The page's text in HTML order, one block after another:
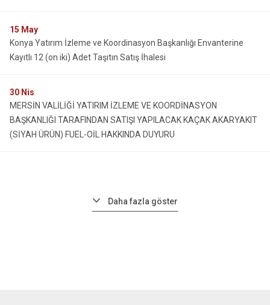
15 May
Konya Yatırım İzleme ve Koordinasyon Başkanlığı Envanterine
Kayıtlı 12 (on iki) Adet Taşıtın Satış İhalesi
30 Nis
MERSİN VALİLİĞİ YATIRIM İZLEME VE KOORDİNASYON
BAŞKANLIĞI TARAFINDAN SATIŞI YAPILACAK KAÇAK AKARYAKIT
(SİYAH ÜRÜN) FUEL-OİL HAKKINDA DUYURU
Daha fazla göster